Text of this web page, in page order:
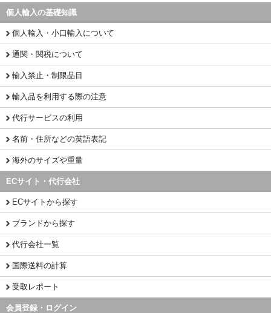
個人輸入の基礎知識
個人輸入・小口輸入について
通関・関税について
輸入禁止・制限品目
輸入品を利用する際の注意
代行サービスの利用
名前・住所などの英語表記
海外のサイズや重量
ECサイト・代行会社
ECサイトから探す
ブランドから探す
代行会社一覧
国際送料の計算
受取レポート
会員登録・ログイン